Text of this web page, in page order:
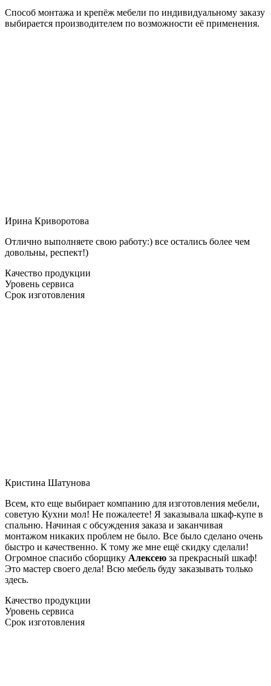
Способ монтажа и крепёж мебели по индивидуальному заказу
выбирается производителем по возможности её применения.
Ирина Криворотова
Отлично выполняете свою работу:) все остались более чем
довольны, респект!)
Качество продукции
Уровень сервиса
Срок изготовления
Кристина Шатунова
Всем, кто еще выбирает компанию для изготовления мебели,
советую Кухни мол! Не пожалеете! Я заказывала шкаф-купе в
спальню. Начиная с обсуждения заказа и заканчивая
монтажом никаких проблем не было. Все было сделано очень
быстро и качественно. К тому же мне ещё скидку сделали!
Огромное спасибо сборщику Алексею за прекрасный шкаф!
Это мастер своего дела! Всю мебель буду заказывать только
здесь.
Качество продукции
Уровень сервиса
Срок изготовления